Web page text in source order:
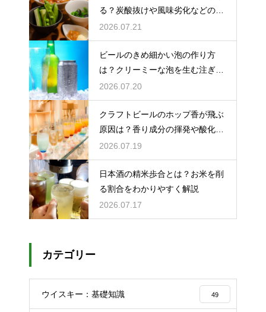
る？炭酸抜けや風味劣化などの影
響を解説
2026.07.21
ビールのきめ細かい泡の作り方
は？クリーミーな泡を生む注ぎ方
のコツ
2026.07.20
クラフトビールのホップ香が飛ぶ
原因は？香り成分の揮発や酸化で
失われる理由を解説
2026.07.19
日本酒の精米歩合とは？お米を削
る割合をわかりやすく解説
2026.07.17
カテゴリー
ウイスキー：基礎知識 49